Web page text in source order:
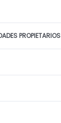
PROPIETARIOS